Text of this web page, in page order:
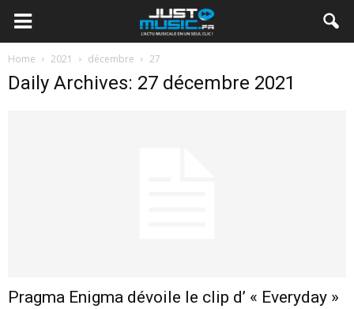
Home 2021 décembre 27
Daily Archives: 27 décembre 2021
Pragma Enigma dévoile le clip d’ « Everyday »